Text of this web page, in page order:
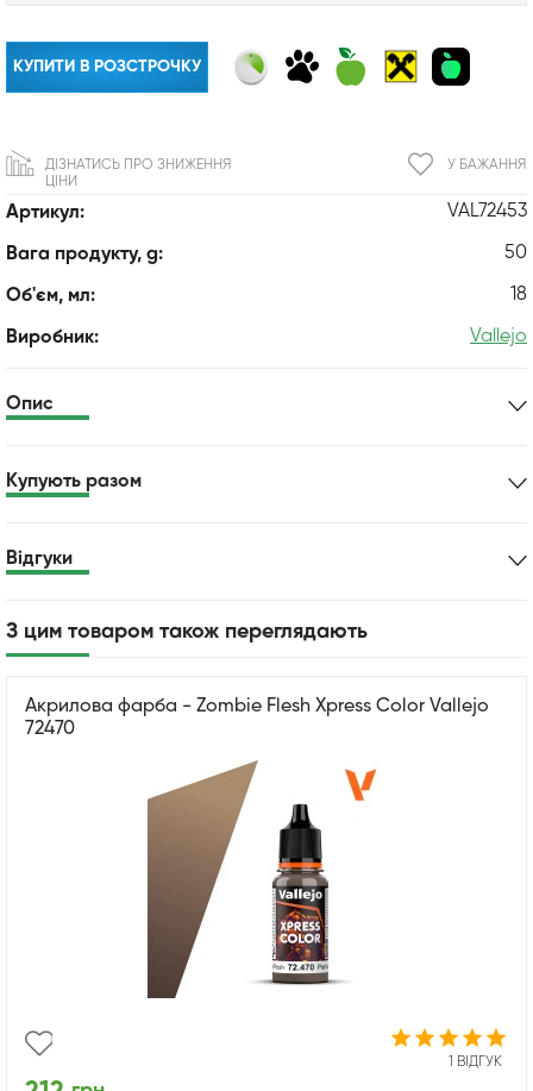
Артикул: VAL72453
Вага продукту, g: 50
Об'єм, мл: 18
Виробник: Vallejo
КУПИТИ В РОЗСТРОЧКУ
У БАЖАННЯ
ДІЗНАТИСЬ ПРО ЗНИЖЕННЯ
ЦІНИ
Опис
Купують разом
Відгуки
З цим товаром також переглядають
Акрилова фарба - Zombie Flesh Xpress Color Vallejo
72470
1 ВІДГУК